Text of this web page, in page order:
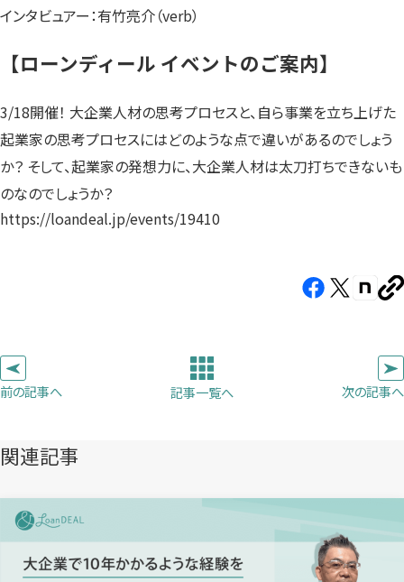
インタビュアー：有竹亮介（verb）
【ローンディール イベントのご案内】
3/18開催！ 大企業人材の思考プロセスと、自ら事業を立ち上げた
起業家の思考プロセスにはどのような点で違いがあるのでしょう
か？ そして、起業家の発想力に、大企業人材は太刀打ちできないも
のなのでしょうか？
https://loandeal.jp/events/19410
Facebook（新
す）
X（新
す）
note（新
で
す）
ー
前の記事へ 記事一覧へ 次の記事へ
関連記事